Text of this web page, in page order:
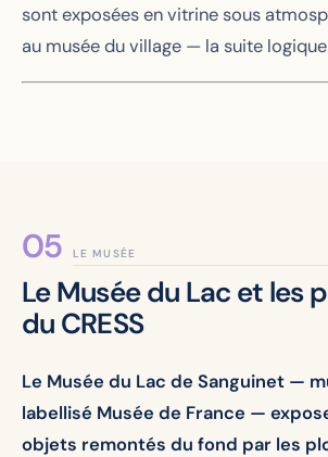
sont exposées en vitrine sous
au musée du village — la suite
LE MUSÉE
Le Musée du Lac et les
du CRESS
Le Musée du Lac de Sanguinet —
labellisé Musée de France —
objets remontés du fond par les